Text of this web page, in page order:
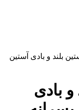
بلند و بادی آستین
بادی